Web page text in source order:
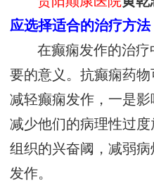
应选择适合的治疗方法
在癫痫发作的治
要的意义。抗癫痫药
减轻癫痫发作，一是
减少他们的病理性过
组织的兴奋阈，减弱
发作。